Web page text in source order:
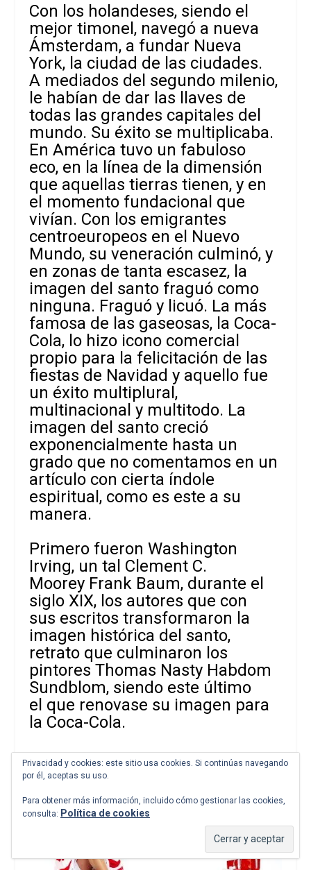
Con los holandeses, siendo el
mejor timonel, navegó a nueva
Ámsterdam, a fundar Nueva
York, la ciudad de las ciudades.
A mediados del segundo milenio,
le habían de dar las llaves de
todas las grandes capitales del
mundo. Su éxito se multiplicaba.
En América tuvo un fabuloso
eco, en la línea de la dimensión
que aquellas tierras tienen, y en
el momento fundacional que
vivían. Con los emigrantes
centroeuropeos en el Nuevo
Mundo, su veneración culminó, y
en zonas de tanta escasez, la
imagen del santo fraguó como
ninguna. Fraguó y licuó. La más
famosa de las gaseosas, la Coca-
Cola, lo hizo icono comercial
propio para la felicitación de las
fiestas de Navidad y aquello fue
un éxito multiplural,
multinacional y multitodo. La
imagen del santo creció
exponencialmente hasta un
grado que no comentamos en un
artículo con cierta índole
espiritual, como es este a su
manera.
Primero fueron Washington
Irving, un tal Clement C.
Moorey Frank Baum, durante el
siglo XIX, los autores que con
sus escritos transformaron la
imagen histórica del santo,
retrato que culminaron los
pintores Thomas Nasty Habdom
Sundblom, siendo este último
el que renovase su imagen para
la Coca-Cola.
Privacidad y cookies: este sitio usa cookies. Si continúas navegando
por él, aceptas su uso.
Para obtener más información, incluido cómo gestionar las cookies,
consulta: Política de cookies